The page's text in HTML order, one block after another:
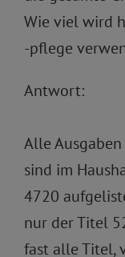
Wie viel wird
-pflege
Antwort:
Alle
sind im
4720
nur der Titel
fast alle Titel,